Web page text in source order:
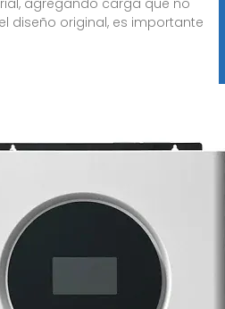
diseño original, es importante